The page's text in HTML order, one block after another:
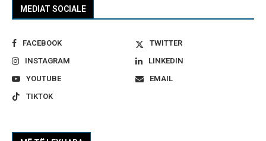
MEDIAT SOCIALE
FACEBOOK
TWITTER
INSTAGRAM
LINKEDIN
YOUTUBE
EMAIL
TIKTOK